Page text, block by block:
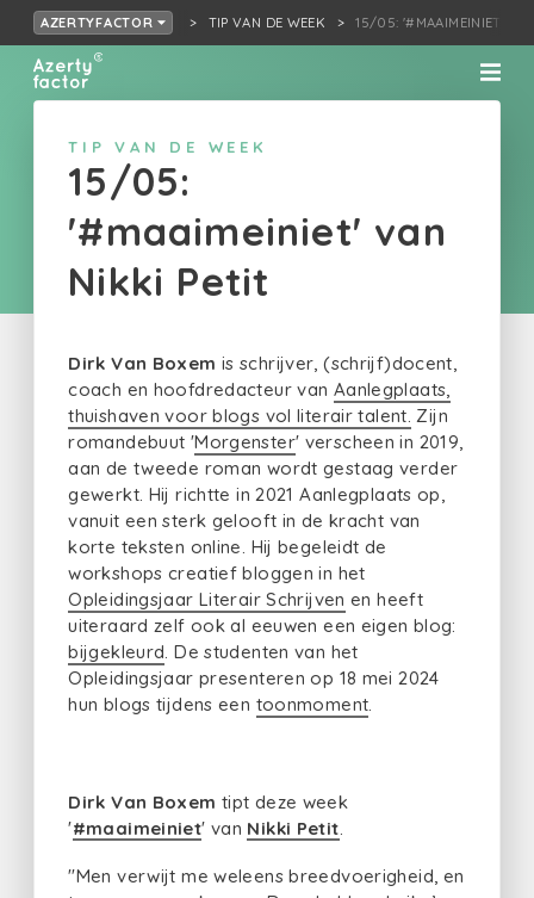
AZERTYFACTOR TIP VAN DE WEEK 15/05: '#MAAIMEINIET'
TIP VAN DE WEEK
15/05:
'#maaimeiniet' van
Nikki Petit
Dirk Van Boxem is schrijver, (schrijf)docent,
coach en hoofdredacteur van Aanlegplaats,
thuishaven voor blogs vol literair talent. Zijn
romandebuut 'Morgenster' verscheen in 2019,
aan de tweede roman wordt gestaag verder
gewerkt. Hij richtte in 2021 Aanlegplaats op,
vanuit een sterk gelooft in de kracht van
korte teksten online. Hij begeleidt de
workshops creatief bloggen in het
Opleidingsjaar Literair Schrijven en heeft
uiteraard zelf ook al eeuwen een eigen blog:
bijgekleurd. De studenten van het
Opleidingsjaar presenteren op 18 mei 2024
hun blogs tijdens een toonmoment.
Dirk Van Boxem tipt deze week
'#maaimeiniet' van Nikki Petit
"Men verwijt me weleens breedvoerigheid, en